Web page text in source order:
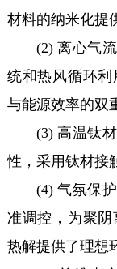
材料的纳米化提
(2) 离心气流
统和热风循环
与能源效率的双
(3) 高温钛材
性，采用钛材接
(4) 气氛保护
准调控，为聚
热解提供了理想